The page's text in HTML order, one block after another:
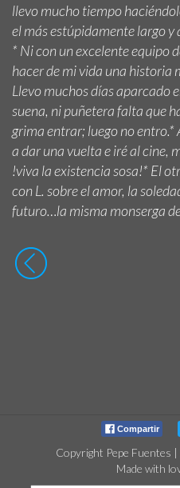
llevo mucho tiempo
el más estúpidamente largo y
* Ni con un excelente equipo
hacer de mi vida una historia
Llevo muchos días aparcado
suena, ni puñetera falta que
grima entrar; luego no entro.*
a dar una vuelta e iré al cine,
!viva la existencia sosa!* El
con L. sobre el amor, la
futuro…la misma monserga
Compartir
Copyright Pepe Fuentes |
Made with